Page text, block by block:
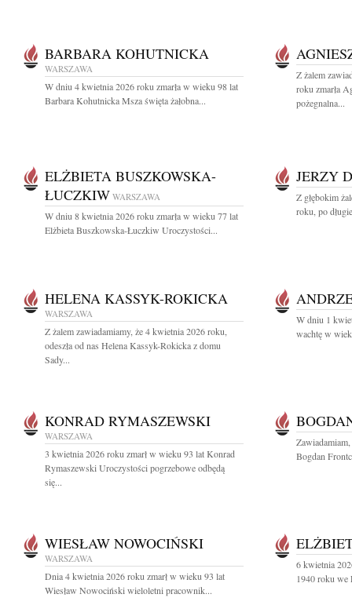
BARBARA KOHUTNICKA
WARSZAWA
W dniu 4 kwietnia 2026 roku zmarła w wieku 98 lat
Barbara Kohutnicka Msza święta żałobna...
Z żalem
roku zmarła
pożegnalna...
ELŻBIETA BUSZKOWSKA-
ŁUCZKIW WARSZAWA
W dniu 8 kwietnia 2026 roku zmarła w wieku 77 lat
Elżbieta Buszkowska-Łuczkiw Uroczystości...
JERZY
Z głębokim
roku, po
HELENA KASSYK-ROKICKA
WARSZAWA
Z żalem zawiadamiamy, że 4 kwietnia 2026 roku,
odeszła od nas Helena Kassyk-Rokicka z domu
Sady...
W dniu 1
wachtę w
KONRAD RYMASZEWSKI
WARSZAWA
3 kwietnia 2026 roku zmarł w wieku 93 lat Konrad
Rymaszewski Uroczystości pogrzebowe odbędą
się...
Bogdan
WIESŁAW NOWOCIŃSKI
WARSZAWA
Dnia 4 kwietnia 2026 roku zmarł w wieku 93 lat
Wiesław Nowociński wieloletni pracownik...
6 kwietnia
1940 roku